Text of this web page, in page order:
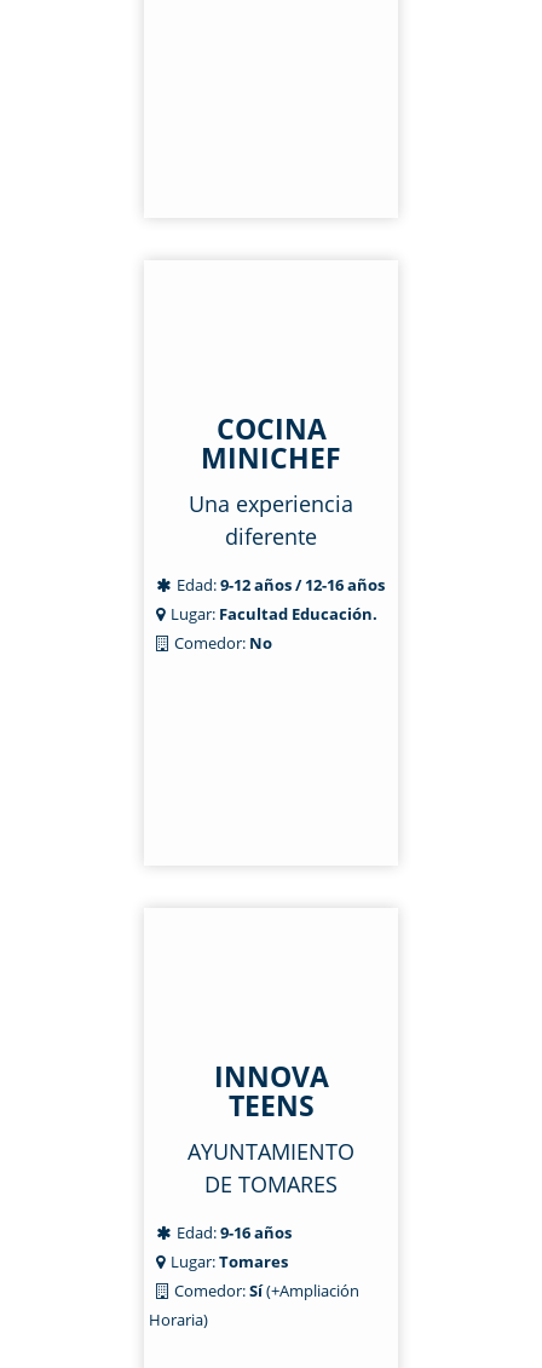
COCINA
MINICHEF
Una experiencia
diferente
Edad:9-12 años / 12-16 años
Lugar: Facultad Educación.
Comedor: No
INNOVA
TEENS
AYUNTAMIENTO
DE TOMARES
Edad:9-16 años
Lugar:Tomares
Comedor:Sí(+Ampliación
Horaria)